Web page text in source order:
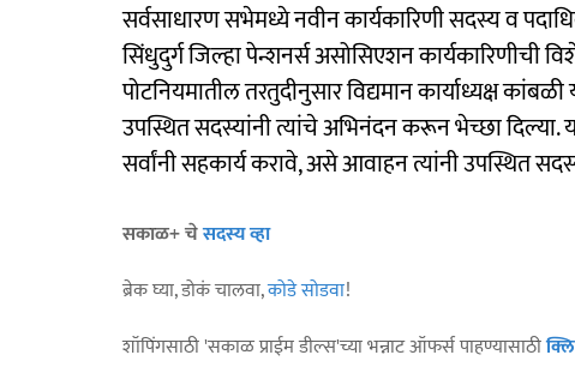
सर्वसाधारण सभेमध्ये नवीन कार्यकारिणी सदस्य व
सिंधुदुर्ग जिल्हा पेन्शनर्स असोसिएशन कार्यकारिणीची
पोटनियमातील तरतुदीनुसार विद्यमान कार्याध्यक्ष
उपस्थित सदस्यांनी त्यांचे अभिनंदन करून भेच्छा दिल्या.
सर्वांनी सहकार्य करावे, असे आवाहन त्यांनी उपस्थित
सकाळ+ चेसदस्य व्हा
ब्रेक घ्या, डोकं चालवा,कोडे सोडवा!
शॉपिंगसाठी 'सकाळ प्राईम डील्स'च्या भन्नाट ऑफर्स पाहण्यासाठी